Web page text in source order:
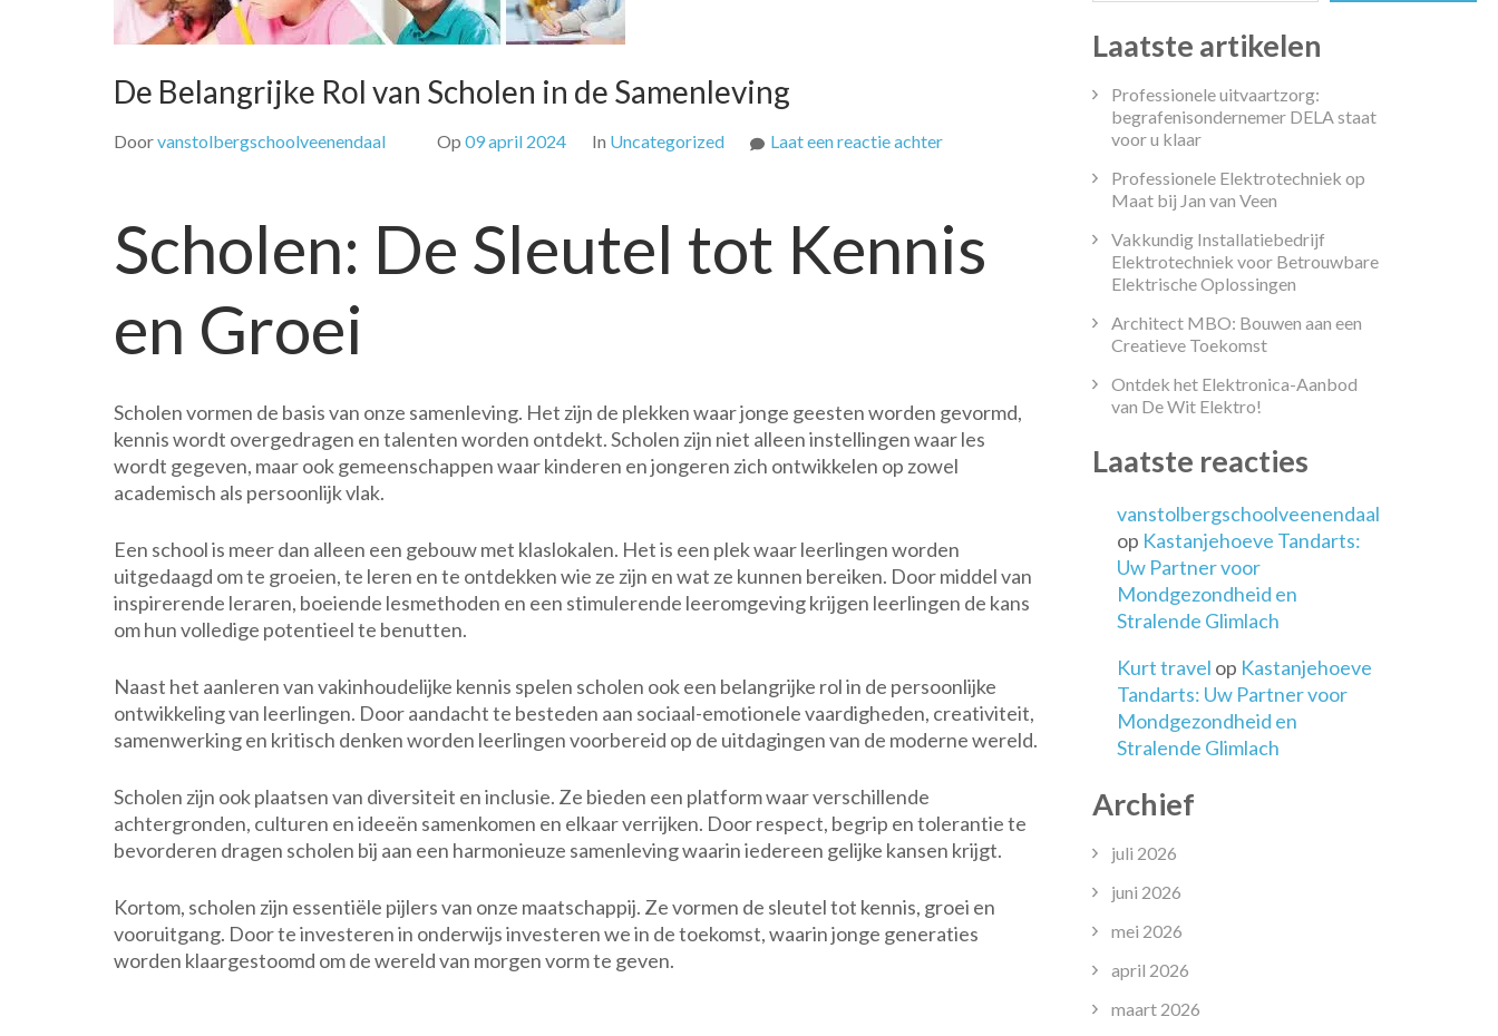
De Belangrijke Rol van Scholen in de Samenleving
Doorvanstolbergschoolveenendaal Op 09 april 2024 In Uncategorized Laat een reactie achterop
Rol
van
Scholen
Scholen: De Sleutel tot Kennis
en Groei
Scholen vormen de basis van onze samenleving. Het zijn de plekken waar jonge geesten worden gevormd,
kennis wordt overgedragen en talenten worden ontdekt. Scholen zijn niet alleen instellingen waar les
wordt gegeven, maar ook gemeenschappen waar kinderen en jongeren zich ontwikkelen op zowel
academisch als persoonlijk vlak.
Een school is meer dan alleen een gebouw met klaslokalen. Het is een plek waar leerlingen worden
uitgedaagd om te groeien, te leren en te ontdekken wie ze zijn en wat ze kunnen bereiken. Door middel van
inspirerende leraren, boeiende lesmethoden en een stimulerende leeromgeving krijgen leerlingen de kans
om hun volledige potentieel te benutten.
Naast het aanleren van vakinhoudelijke kennis spelen scholen ook een belangrijke rol in de persoonlijke
ontwikkeling van leerlingen. Door aandacht te besteden aan sociaal-emotionele vaardigheden, creativiteit,
samenwerking en kritisch denken worden leerlingen voorbereid op de uitdagingen van de moderne wereld.
Scholen zijn ook plaatsen van diversiteit en inclusie. Ze bieden een platform waar verschillende
achtergronden, culturen en ideeën samenkomen en elkaar verrijken. Door respect, begrip en tolerantie te
bevorderen dragen scholen bij aan een harmonieuze samenleving waarin iedereen gelijke kansen krijgt.
Kortom, scholen zijn essentiële pijlers van onze maatschappij. Ze vormen de sleutel tot kennis, groei en
vooruitgang. Door te investeren in onderwijs investeren we in de toekomst, waarin jonge generaties
worden klaargestoomd om de wereld van morgen vorm te geven.
Laatste artikelen
Professionele uitvaartzorg:
begrafenisondernemer DELA staat
voor u klaar
Professionele Elektrotechniek op
Maat bij Jan van Veen
Vakkundig Installatiebedrijf
Elektrotechniek voor Betrouwbare
Elektrische Oplossingen
Architect MBO: Bouwen aan een
Creatieve Toekomst
Ontdek het Elektronica-Aanbod
van De Wit Elektro!
Laatste reacties
vanstolbergschoolveenendaal
op Kastanjehoeve Tandarts:
Uw Partner voor
Mondgezondheid en
Stralende Glimlach
Kurt travel op Kastanjehoeve
Tandarts: Uw Partner voor
Mondgezondheid en
Stralende Glimlach
Archief
juli 2026
juni 2026
mei 2026
april 2026
maart 2026